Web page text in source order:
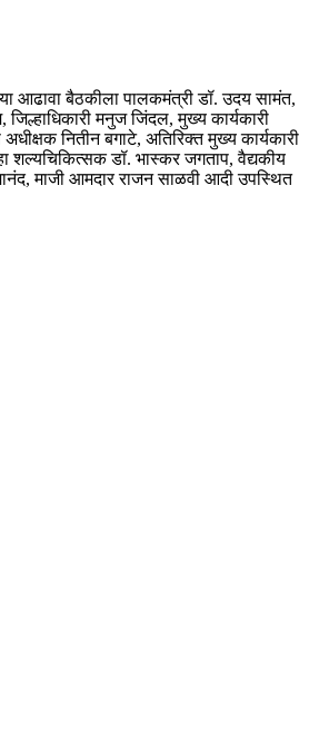
आढावा बैठकीला पालकमंत्री डॉ. उदय सामंत,
मनुज जिंदल, मुख्य कार्यकारी
नितीन बगाटे, अतिरिक्त मुख्य कार्यकारी
शल्यचिकित्सक डॉ. भास्कर जगताप, वैद्यकीय
माजी आमदार राजन साळवी आदी उपस्थित